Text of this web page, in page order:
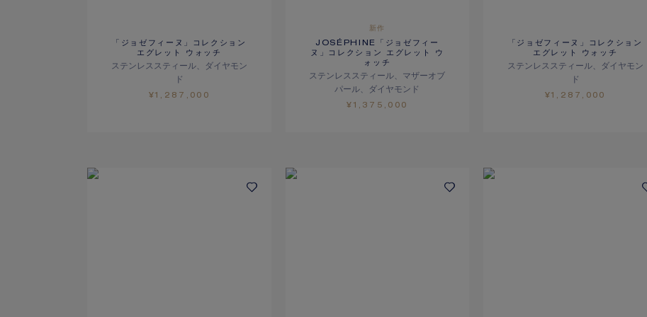
「ジョゼフィーヌ」コレクション
エグレット ウォッチ
ステンレススティール、ダイヤモン
ド
¥1,287,000
新作
JOSÉPHINE「ジョゼフィー
ヌ」コレクション エグレット ウ
ォッチ
ステンレススティール、マザーオブ
パール、ダイヤモンド
¥1,375,000
「ジョゼフィーヌ」コレクション
エグレット ウォッチ
ステンレススティール、ダイヤモン
ド
¥1,287,000